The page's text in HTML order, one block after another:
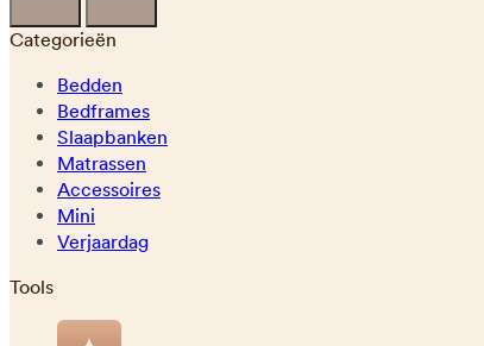
Categorieën
Bedden
Bedframes
Slaapbanken
Matrassen
Accessoires
Mini
Verjaardag
Tools